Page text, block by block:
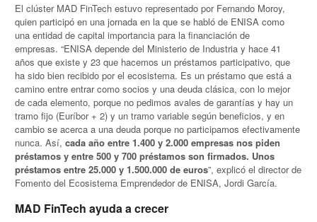
El clúster MAD FinTech estuvo representado por Fernando Moroy,
quien participó en una jornada en la que se habló de ENISA como
una entidad de capital importancia para la financiación de
empresas. “ENISA depende del Ministerio de Industria y hace 41
años que existe y 23 que hacemos un préstamos participativo, que
ha sido bien recibido por el ecosistema. Es un préstamo que está a
camino entre entrar como socios y una deuda clásica, con lo mejor
de cada elemento, porque no pedimos avales de garantías y hay un
tramo fijo (Euríbor + 2) y un tramo variable según beneficios, y en
cambio se acerca a una deuda porque no participamos efectivamente
nunca. Así,cada año entre 1.400 y 2.000 empresas nos piden
préstamos y entre 500 y 700 préstamos son firmados. Unos
préstamos entre 25.000 y 1.500.000 de euros”, explicó el director de
Fomento del Ecosistema Emprendedor de ENISA, Jordi García.
MAD FinTech ayuda a crecer